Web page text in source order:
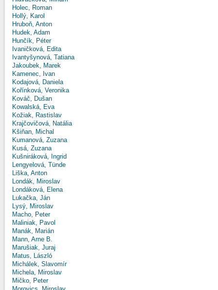
Holec, Roman
Hollý, Karol
Hruboň, Anton
Hudek, Adam
Hunčík, Péter
Ivaničková, Edita
Ivantyšynová, Tatiana
Jakoubek, Marek
Kamenec, Ivan
Kodajová, Daniela
Kořínková, Veronika
Kováč, Dušan
Kowalská, Eva
Kožiak, Rastislav
Krajčovičová, Natália
Kšiňan, Michal
Kumanová, Zuzana
Kusá, Zuzana
Kušniráková, Ingrid
Lengyelová, Tünde
Liška, Anton
Londák, Miroslav
Londáková, Elena
Lukačka, Ján
Lysý, Miroslav
Macho, Peter
Maliniak, Pavol
Manák, Marián
Mann, Arne B.
Marušiak, Juraj
Matus, László
Michálek, Slavomír
Michela, Miroslav
Mičko, Peter